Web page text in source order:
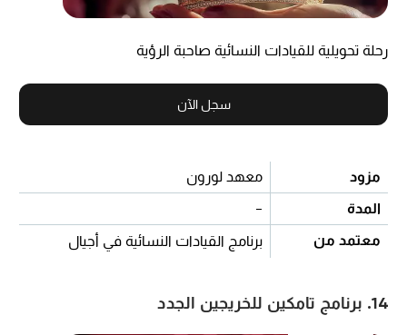
رحلة تحويلية للقيادات النسائية صاحبة الرؤية
سجل الآن
مزود
معهد لورون
المدة
-
معتمد من
برنامج القيادات النسائية في أجيال
14. برنامج تامكين للخريجين الجدد